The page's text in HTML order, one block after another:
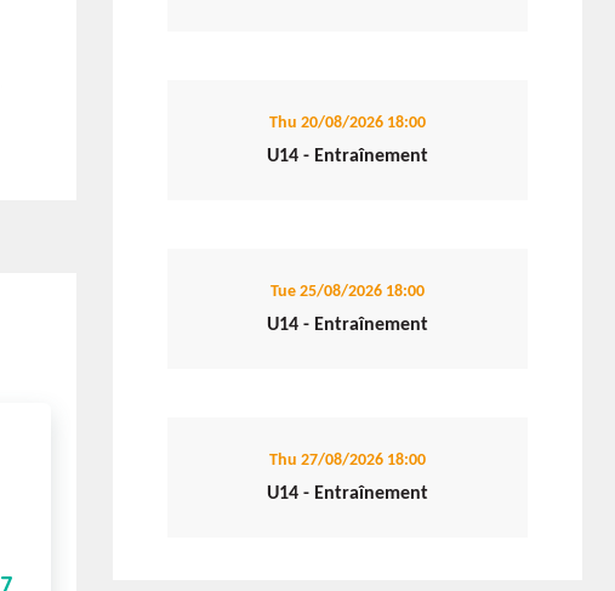
Thu 20/08/2026 18:00
U14 - Entraînement
Tue 25/08/2026 18:00
U14 - Entraînement
Thu 27/08/2026 18:00
U14 - Entraînement